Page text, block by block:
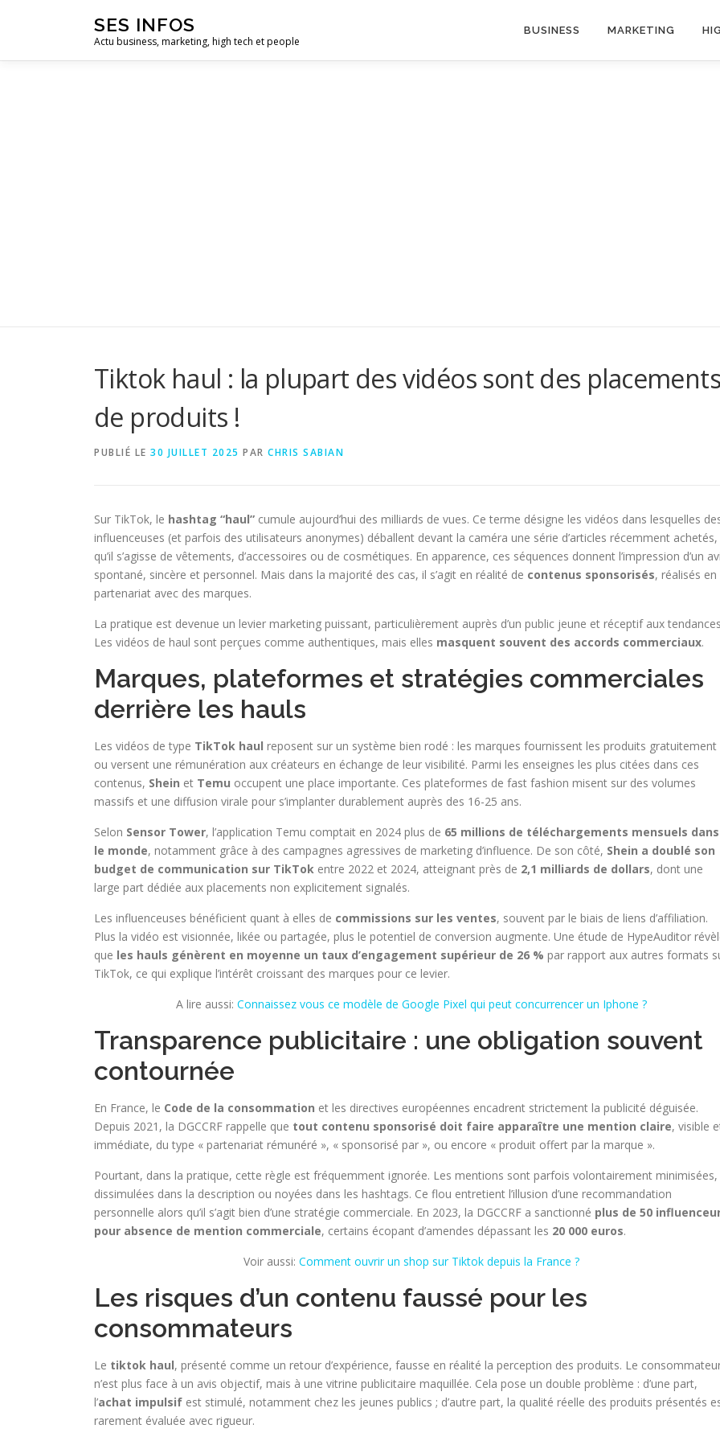
SES INFOS
Actu business, marketing, high tech et people
BUSINESS MARKETING
Tiktok haul : la plupart des vidéos sont des placements
de produits !
PUBLIÉ LE 30 JUILLET 2025 PAR CHRIS SABIAN
Sur TikTok, le hashtag “haul” cumule aujourd’hui des milliards de vues. Ce terme désigne les vidéos dans lesquelles
influenceuses (et parfois des utilisateurs anonymes) déballent devant la caméra une série d’articles récemment achetés,
qu’il s’agisse de vêtements, d’accessoires ou de cosmétiques. En apparence, ces séquences donnent l’impression d’un
spontané, sincère et personnel. Mais dans la majorité des cas, il s’agit en réalité de contenus sponsorisés, réalisés en
partenariat avec des marques.
La pratique est devenue un levier marketing puissant, particulièrement auprès d’un public jeune et réceptif aux
Les vidéos de haul sont perçues comme authentiques, mais elles masquent souvent des accords commerciaux.
Marques, plateformes et stratégies commerciales
derrière les hauls
Les vidéos de type TikTok haul reposent sur un système bien rodé : les marques fournissent les produits gratuitement
ou versent une rémunération aux créateurs en échange de leur visibilité. Parmi les enseignes les plus citées dans ces
contenus, Shein et Temu occupent une place importante. Ces plateformes de fast fashion misent sur des volumes
massifs et une diffusion virale pour s’implanter durablement auprès des 16-25 ans.
Selon Sensor Tower, l’application Temu comptait en 2024 plus de 65 millions de téléchargements mensuels dans
le monde, notamment grâce à des campagnes agressives de marketing d’influence. De son côté, Shein a doublé son
budget de communication sur TikTok entre 2022 et 2024, atteignant près de 2,1 milliards de dollars, dont une
large part dédiée aux placements non explicitement signalés.
Les influenceuses bénéficient quant à elles de commissions sur les ventes, souvent par le biais de liens d’affiliation.
Plus la vidéo est visionnée, likée ou partagée, plus le potentiel de conversion augmente. Une étude de HypeAuditor
que les hauls génèrent en moyenne un taux d’engagement supérieur de 26 % par rapport aux autres formats
TikTok, ce qui explique l’intérêt croissant des marques pour ce levier.
A lire aussi: Connaissez vous ce modèle de Google Pixel qui peut concurrencer un Iphone ?
Transparence publicitaire : une obligation souvent
contournée
En France, le Code de la consommation et les directives européennes encadrent strictement la publicité déguisée.
Depuis 2021, la DGCCRF rappelle que tout contenu sponsorisé doit faire apparaître une mention claire, visible
immédiate, du type « partenariat rémunéré », « sponsorisé par », ou encore « produit offert par la marque ».
Pourtant, dans la pratique, cette règle est fréquemment ignorée. Les mentions sont parfois volontairement minimisées,
dissimulées dans la description ou noyées dans les hashtags. Ce flou entretient l’illusion d’une recommandation
personnelle alors qu’il s’agit bien d’une stratégie commerciale. En 2023, la DGCCRF a sanctionné plus de 50
pour absence de mention commerciale, certains écopant d’amendes dépassant les 20 000 euros.
Voir aussi: Comment ouvrir un shop sur Tiktok depuis la France ?
Les risques d’un contenu faussé pour les
consommateurs
Le tiktok haul, présenté comme un retour d’expérience, fausse en réalité la perception des produits. Le
n’est plus face à un avis objectif, mais à une vitrine publicitaire maquillée. Cela pose un double problème : d’une part,
l’achat impulsif est stimulé, notamment chez les jeunes publics ; d’autre part, la qualité réelle des produits présentés
rarement évaluée avec rigueur.